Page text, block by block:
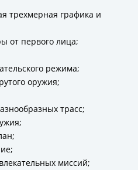
трехмерная графика и
от первого лица;
режима;
оружия;
трасс;
миссий;